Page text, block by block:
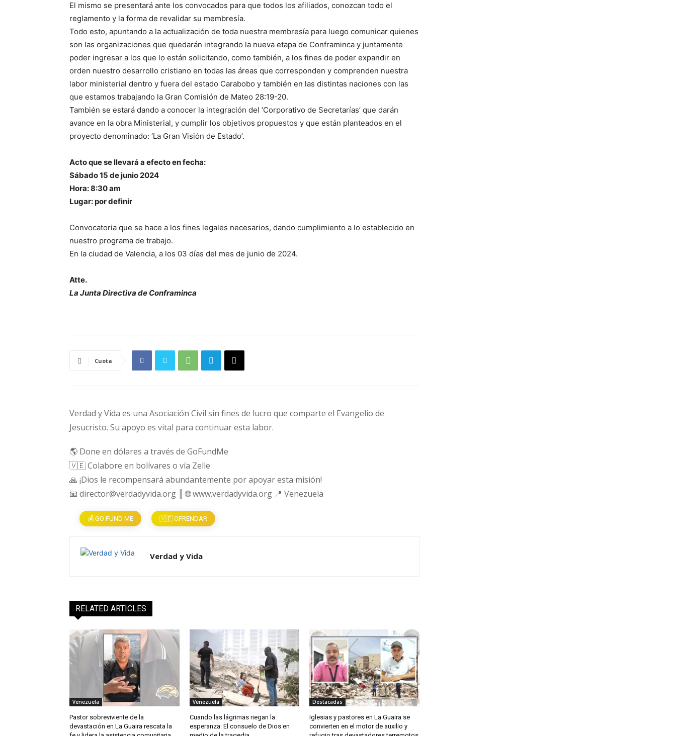
El mismo se presentará ante los convocados para que todos los afiliados, conozcan todo el
reglamento y la forma de revalidar su membresía.
Todo esto, apuntando a la actualización de toda nuestra membresía para luego comunicar quienes
son las organizaciones que quedarán integrando la nueva etapa de Conframinca y juntamente
poder ingresar a los que lo están solicitando, como también, a los fines de poder expandir en
orden nuestro desarrollo cristiano en todas las áreas que corresponden y comprenden nuestra
labor ministerial dentro y fuera del estado Carabobo y también en las distintas naciones con las
que estamos trabajando la Gran Comisión de Mateo 28:19-20.
También se estará dando a conocer la integración del ‘Corporativo de Secretarías’ que darán
avance en la obra Ministerial, y cumplir los objetivos propuestos y que están planteados en el
proyecto denominado: ‘La Gran Visión de Estado’.
Acto que se llevará a efecto en fecha:
Sábado 15 de junio 2024
Hora: 8:30 am
Lugar: por definir
Convocatoria que se hace a los fines legales necesarios, dando cumplimiento a lo establecido en
nuestro programa de trabajo.
En la ciudad de Valencia, a los 03 días del mes de junio de 2024.
Atte.
La Junta Directiva de Conframinca
Cuota
Verdad y Vida es una Asociación Civil sin fines de lucro que comparte el Evangelio de
Jesucristo. Su apoyo es vital para continuar esta labor.
🌎 Done en dólares a través de GoFundMe
🇻🇪 Colabore en bolívares o vía Zelle
🙏 ¡Dios le recompensará abundantemente por apoyar esta misión!
📧 director@verdadyvida.org ║ 🌐 www.verdadyvida.org 📍 Venezuela
💰 GO FUND ME 🇻🇪 OFRENDAR
Verdad y Vida
RELATED ARTICLES
Venezuela
Pastor sobreviviente de la
devastación en La Guaira rescata la
Venezuela
Cuando las lágrimas riegan la
esperanza: El consuelo de Dios en
Destacadas
Iglesias y pastores en La Guaira se
convierten en el motor de auxilio y